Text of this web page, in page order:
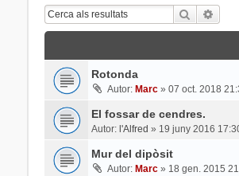
Cerca
Rotonda
Autor: Marc» 07 oct. 2018
El fossar de cendres.
Autor: l'Alfred » 19 juny 2016
Mur del dipòsit
Autor: Marc» 18 gen. 2015